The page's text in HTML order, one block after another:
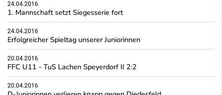
24.04.2016
1. Mannschaft setzt Siegesserie fort
24.04.2016
Erfolgreicher Spieltag unserer Juniorinnen
20.04.2016
FFC U11 - TuS Lachen Speyerdorf II 2:2
20.04.2016